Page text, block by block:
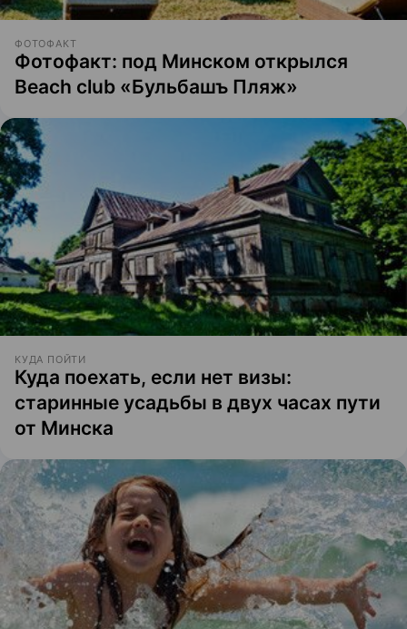
ФОТОФАКТ
Фотофакт: под Минском открылся
Beach club «Бульбашъ Пляж»
КУДА ПОЙТИ
Куда поехать, если нет визы:
старинные усадьбы в двух часах пути
от Минска